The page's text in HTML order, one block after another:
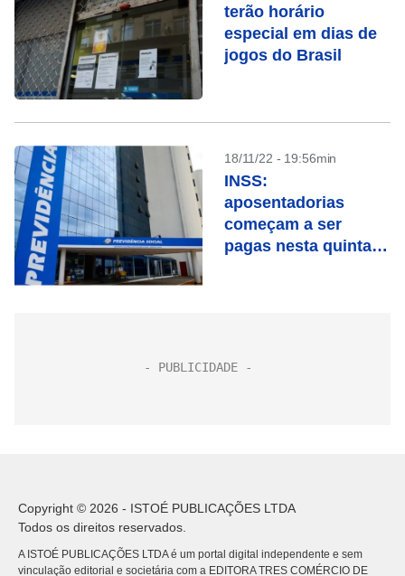
terão horário
especial em dias de
jogos do Brasil
18/11/22 - 19:56min
INSS:
aposentadorias
começam a ser
pagas nesta quinta
Copyright © 2026 - ISTOÉ PUBLICAÇÕES LTDA
Todos os direitos reservados.
A ISTOÉ PUBLICAÇÕES LTDA é um portal digital independente e sem
vinculação editorial e societária com a EDITORA TRES COMÉRCIO DE